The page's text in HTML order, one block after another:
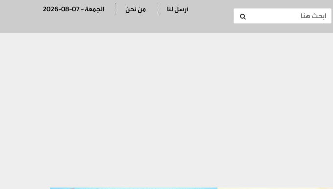
2026-08-07 - الجمعة من نحن أرسل لنا